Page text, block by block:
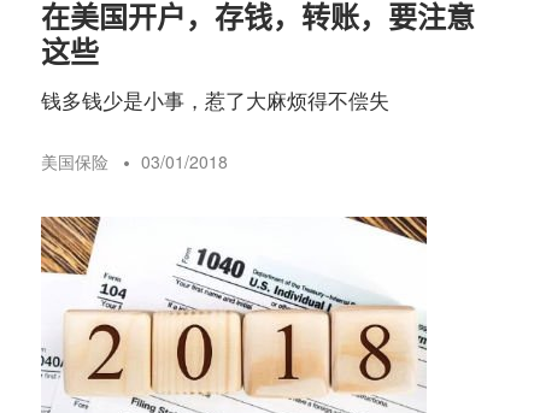
在美国开户，存钱，转账，要注意
这些
钱多钱少是小事，惹了大麻烦得不偿失
美国保险 03/01/2018